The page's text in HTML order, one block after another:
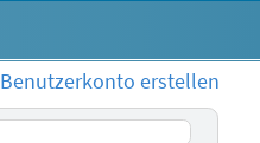
Benutzerkonto erstellen